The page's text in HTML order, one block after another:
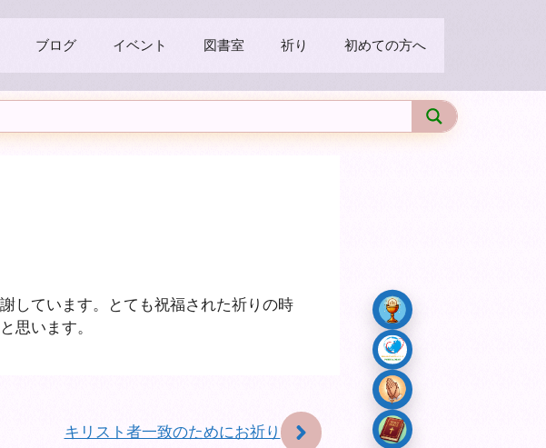
ブログ イベント 図書室 祈り 初めての方へ
しています。とても祝福された祈りの時
思います。
キリスト者一致のためにお祈り